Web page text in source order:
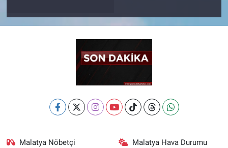
Malatya Nöbetçi
Malatya Hava Durumu